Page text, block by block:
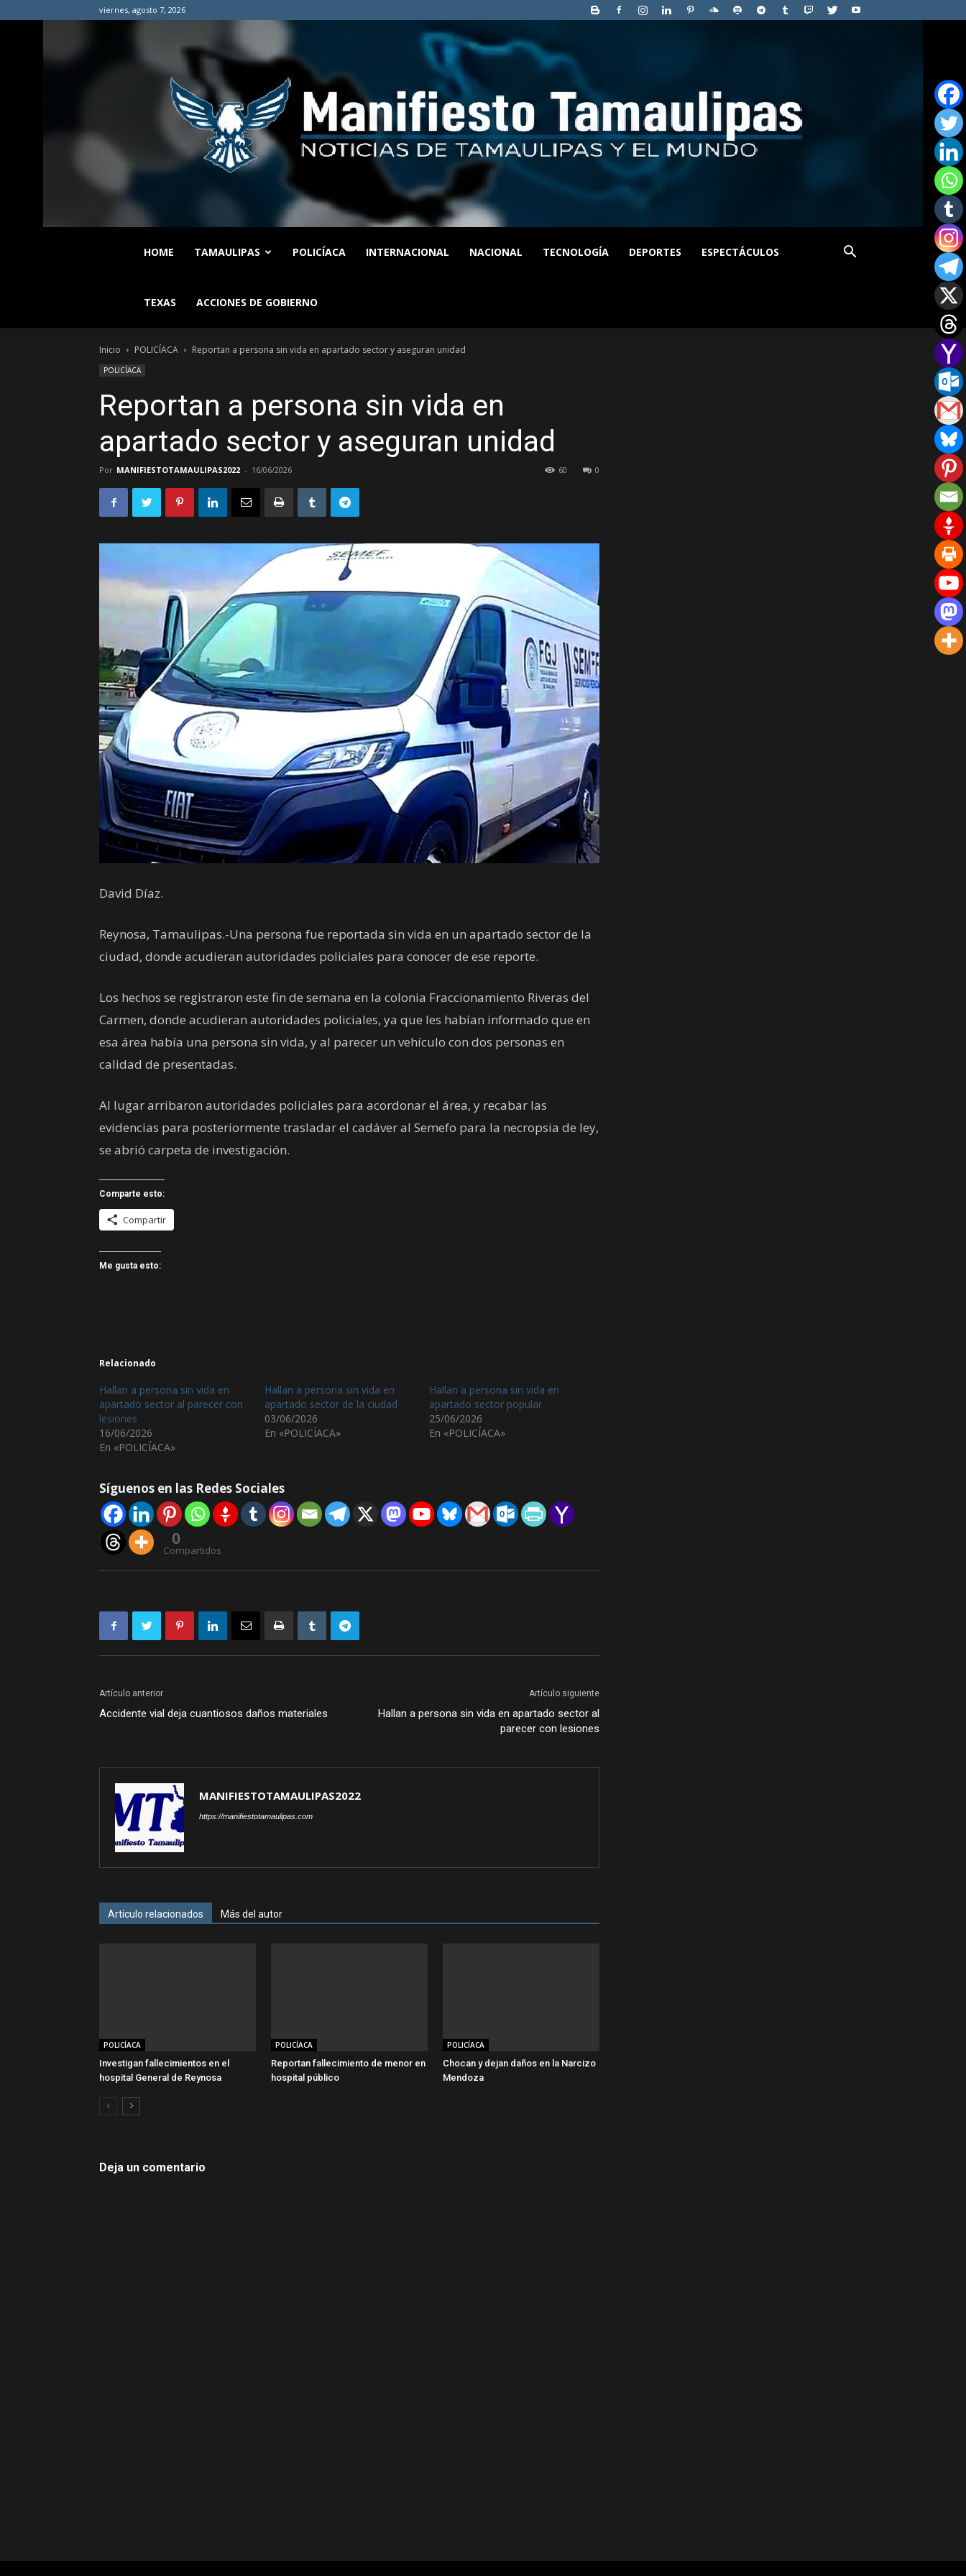
viernes, agosto 7, 2026
HOME TAMAULIPAS POLICÍACA INTERNACIONAL NACIONAL TECNOLOGÍA DEPORTES ESPECTÁCULOS
TEXAS ACCIONES DE GOBIERNO
Inicio POLICÍACA Reportan a persona sin vida en apartado sector y aseguran unidad
POLICÍACA
Reportan a persona sin vida en
apartado sector y aseguran unidad
Por MANIFIESTOTAMAULIPAS2022 - 16/06/2026 0
60
David Díaz.
Reynosa, Tamaulipas.-Una persona fue reportada sin vida en un apartado sector de la
ciudad, donde acudieran autoridades policiales para conocer de ese reporte.
Los hechos se registraron este fin de semana en la colonia Fraccionamiento Riveras del
Carmen, donde acudieran autoridades policiales, ya que les habían informado que en
esa área había una persona sin vida, y al parecer un vehículo con dos personas en
calidad de presentadas.
Al lugar arribaron autoridades policiales para acordonar el área, y recabar las
evidencias para posteriormente trasladar el cadáver al Semefo para la necropsia de ley,
se abrió carpeta de investigación.
Comparte esto:
Compartir
Me gusta esto:
Relacionado
Hallan a persona sin vida en
apartado sector al parecer con
lesiones
16/06/2026
En «POLICÍACA»
Hallan a persona sin vida en
apartado sector de la ciudad
03/06/2026
En «POLICÍACA»
Hallan a persona sin vida en
apartado sector popular
25/06/2026
En «POLICÍACA»
Síguenos en las Redes Sociales
0
Compartidos
Artículo anterior
Accidente vial deja cuantiosos daños materiales
Artículo siguiente
Hallan a persona sin vida en apartado sector al
parecer con lesiones
MANIFIESTOTAMAULIPAS2022
https://manifiestotamaulipas.com
Artículo relacionados Más del autor
POLICÍACA
Investigan fallecimientos en el
hospital General de Reynosa
POLICÍACA
Reportan fallecimiento de menor en
hospital público
POLICÍACA
Chocan y dejan daños en la Narcizo
Mendoza
Deja un comentario